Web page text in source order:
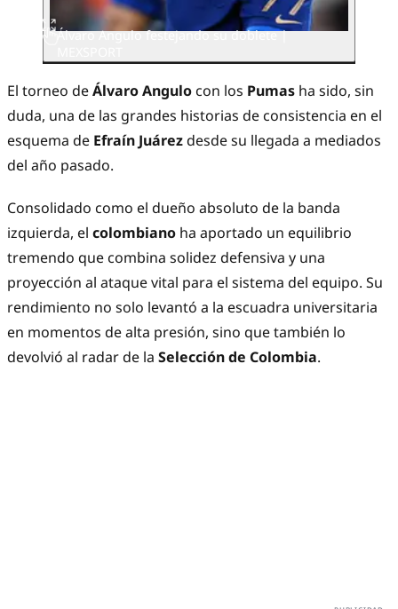
Álvaro Angulo festejando su doblete |
El torneo deÁlvaro Angulo con los Pumas ha sido, sin
duda, una de las grandes historias de consistencia en el
esquema de Efraín Juárezdesde su llegada a mediados
del año pasado.
Consolidado como el dueño absoluto de la banda
izquierda, el colombiano ha aportado un equilibrio
tremendo que combina solidez defensiva y una
proyección al ataque vital para el sistema del equipo. Su
rendimiento no solo levantó a la escuadra universitaria
en momentos de alta presión, sino que también lo
devolvió al radar de la Selección de Colombia.